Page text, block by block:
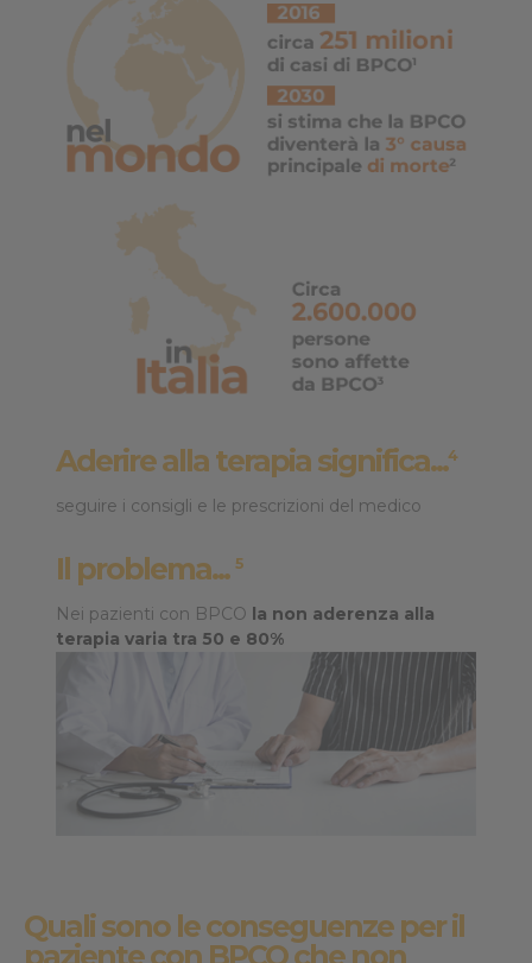
Aderire alla terapia significa...4
seguire i consigli e le prescrizioni del medico
Il problema... 5
Nei pazienti con BPCO la non aderenza alla
terapia varia tra 50 e 80%
Quali sono le conseguenze per il
paziente con BPCO che non